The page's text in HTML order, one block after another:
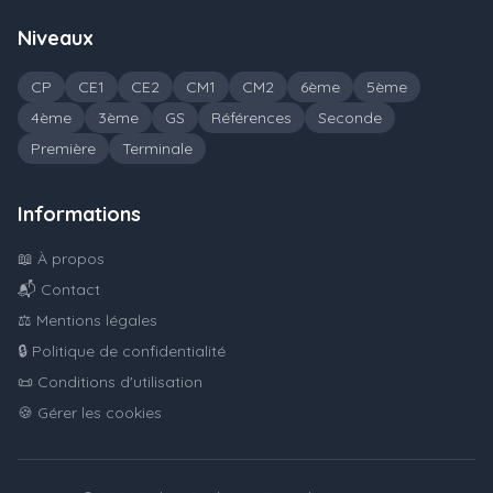
Niveaux
CP CE1 CE2 CM1 CM2 6ème
5ème
4ème
3ème GS Références
Seconde
Première
Terminale
Informations
📖 À propos
📬 Contact
⚖️ Mentions légales
🔒 Politique de confidentialité
📜 Conditions d'utilisation
🍪 Gérer les cookies